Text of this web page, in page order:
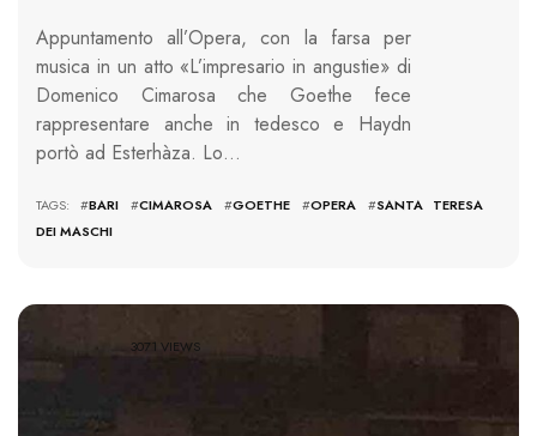
Appuntamento all’Opera, con la farsa per
musica in un atto «L’impresario in angustie» di
Domenico Cimarosa che Goethe fece
rappresentare anche in tedesco e Haydn
portò ad Esterhàza. Lo…
TAGS: #BARI #CIMAROSA #GOETHE #OPERA #SANTA TERESA
DEI MASCHI
3071 VIEWS